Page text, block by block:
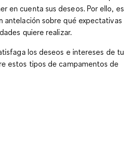
en cuenta sus deseos. Por ello, es
antelación sobre qué expectativas
quiere realizar.
los deseos e intereses de tu
estos tipos de campamentos de